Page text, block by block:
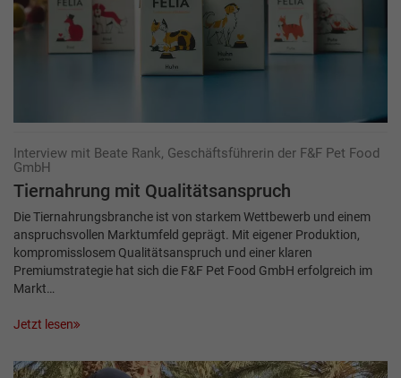
Interview mit Beate Rank, Geschäftsführerin der F&F Pet Food
GmbH
Tiernahrung mit Qualitätsanspruch
Die Tiernahrungsbranche ist von starkem Wettbewerb und einem
anspruchsvollen Markt­umfeld geprägt. Mit eigener Produktion,
kompromisslosem Qualitätsanspruch und einer klaren
Premiumstrategie hat sich die F&F Pet Food GmbH erfolgreich im
Markt…
Jetzt lesen